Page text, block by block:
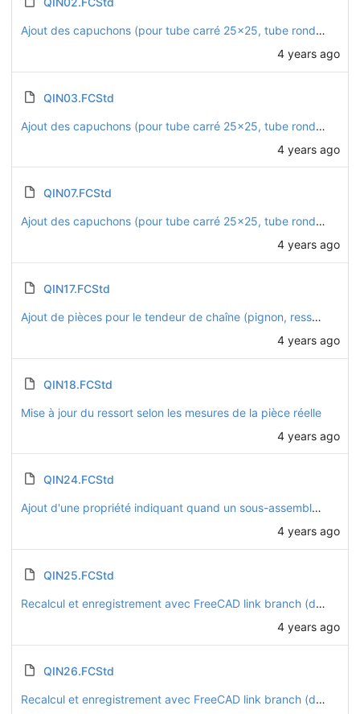
Ajout des capuchons (pour tube carré 25x25, tube rond D22, et platines D32)
4 years ago
QIN03.FCStd
Ajout des capuchons (pour tube carré 25x25, tube rond D22, et platines D32)
4 years ago
QIN07.FCStd
Ajout des capuchons (pour tube carré 25x25, tube rond D22, et platines D32)
4 years ago
QIN17.FCStd
Ajout de pièces pour le tendeur de chaîne (pignon, ressort, maillon rapide)
4 years ago
QIN18.FCStd
Mise à jour du ressort selon les mesures de la pièce réelle
4 years ago
QIN24.FCStd
Ajout d'une propriété indiquant quand un sous-assemblage est considéré comme une seule pièce pour la nomenclature (embase CHO54 et tendeur à oeil QIN24)
4 years ago
QIN25.FCStd
Recalcul et enregistrement avec FreeCAD link branch (daily 20221128)
4 years ago
QIN26.FCStd
Recalcul et enregistrement avec FreeCAD link branch (daily 20221128)